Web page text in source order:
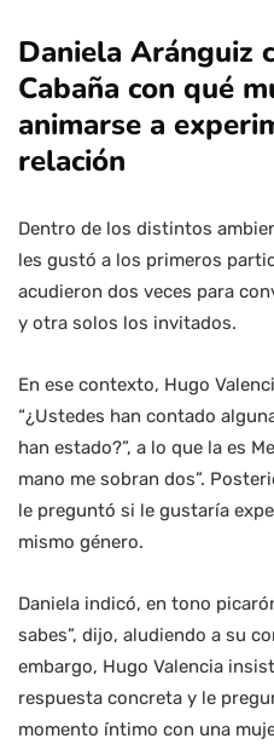
Daniela Aránguiz
Cabaña con qué
animarse a
relación
Dentro de los distintos
les gustó a los primeros
acudieron dos veces para
y otra solos los invitados.
En ese contexto, Hugo
“¿Ustedes han contado
han estado?”, a lo que la es
mano me sobran dos”.
le preguntó si le gustaría
mismo género.
Daniela indicó, en tono
sabes”, dijo, aludiendo a su
embargo, Hugo Valencia
respuesta concreta y le
momento íntimo con una